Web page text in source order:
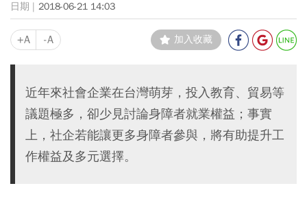
2018-06-21 14:03
+A -A 加入收藏
近年來社會企業在台灣萌芽，投入教育、貿易等
議題極多，卻少見討論身障者就業權益；事實
上，社企若能讓更多身障者參與，將有助提升工
作權益及多元選擇。